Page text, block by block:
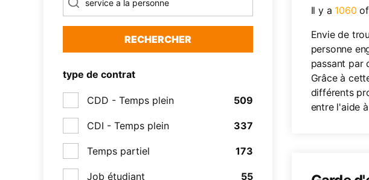
RECHERCHER
type de contrat
CDD - Temps plein 509
CDI - Temps plein 337
Temps partiel 173
Job étudiant 55
Il y a 1060
Envie de
personne
passant par
Grâce à
différents
entre l'aide